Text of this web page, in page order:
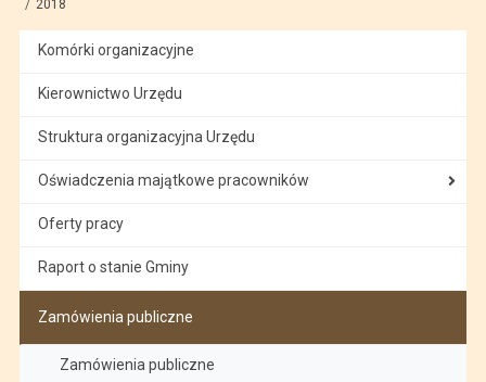
2018
Komórki organizacyjne
Kierownictwo Urzędu
Struktura organizacyjna Urzędu
Oświadczenia majątkowe pracowników
Oferty pracy
Raport o stanie Gminy
Zamówienia publiczne
Zamówienia publiczne